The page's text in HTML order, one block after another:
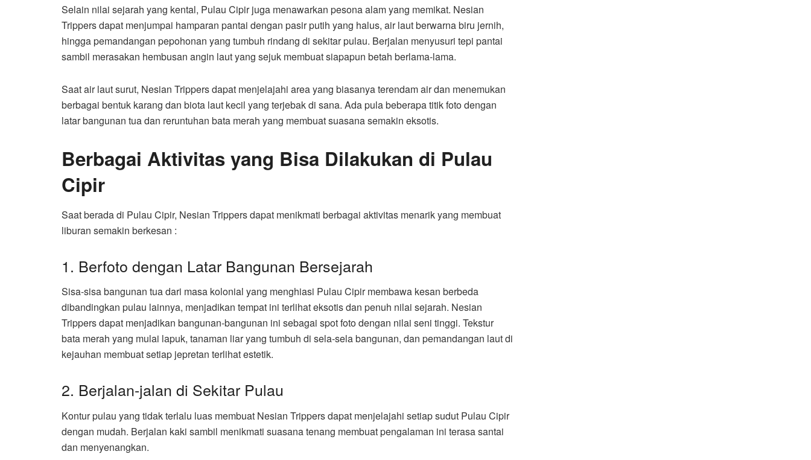
Selain nilai sejarah yang kental, Pulau Cipir juga menawarkan pesona alam yang memikat. Nesian
Trippers dapat menjumpai hamparan pantai dengan pasir putih yang halus, air laut berwarna biru jernih,
hingga pemandangan pepohonan yang tumbuh rindang di sekitar pulau. Berjalan menyusuri tepi pantai
sambil merasakan hembusan angin laut yang sejuk membuat siapapun betah berlama-lama.
Saat air laut surut, Nesian Trippers dapat menjelajahi area yang biasanya terendam air dan menemukan
berbagai bentuk karang dan biota laut kecil yang terjebak di sana. Ada pula beberapa titik foto dengan
latar bangunan tua dan reruntuhan bata merah yang membuat suasana semakin eksotis.
Berbagai Aktivitas yang Bisa Dilakukan di Pulau
Cipir
Saat berada di Pulau Cipir, Nesian Trippers dapat menikmati berbagai aktivitas menarik yang membuat
liburan semakin berkesan :
1. Berfoto dengan Latar Bangunan Bersejarah
Sisa-sisa bangunan tua dari masa kolonial yang menghiasi Pulau Cipir membawa kesan berbeda
dibandingkan pulau lainnya, menjadikan tempat ini terlihat eksotis dan penuh nilai sejarah. Nesian
Trippers dapat menjadikan bangunan-bangunan ini sebagai spot foto dengan nilai seni tinggi. Tekstur
bata merah yang mulai lapuk, tanaman liar yang tumbuh di sela-sela bangunan, dan pemandangan laut di
kejauhan membuat setiap jepretan terlihat estetik.
2. Berjalan-jalan di Sekitar Pulau
Kontur pulau yang tidak terlalu luas membuat Nesian Trippers dapat menjelajahi setiap sudut Pulau Cipir
dengan mudah. Berjalan kaki sambil menikmati suasana tenang membuat pengalaman ini terasa santai
dan menyenangkan.